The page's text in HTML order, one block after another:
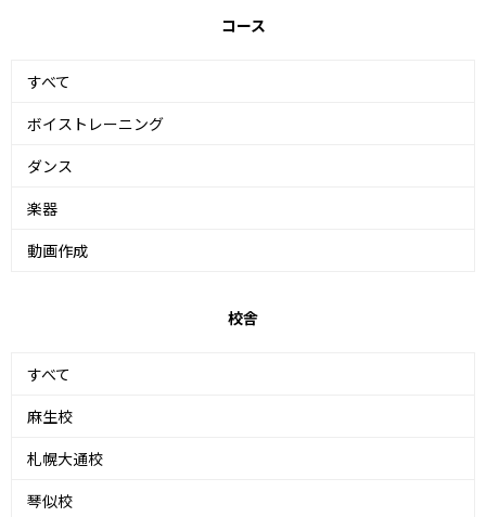
コース
すべて
ボイストレーニング
ダンス
楽器
動画作成
校舎
すべて
麻生校
札幌大通校
琴似校